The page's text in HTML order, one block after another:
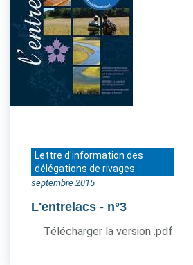
Lettre d'information des
délégations de rivages
septembre 2015
L'entrelacs - n°3
Télécharger la version .pdf